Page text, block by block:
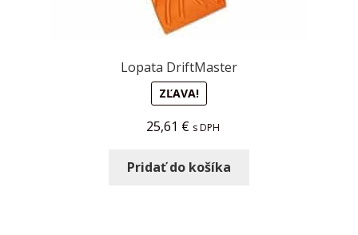
Lopata DriftMaster
ZĽAVA!
25,61 € s DPH
Pridať do košíka